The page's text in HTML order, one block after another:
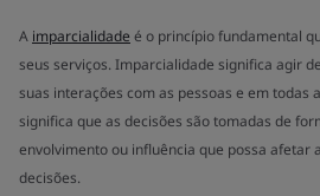
A imparcialidade é o princípio fundamental
seus serviços. Imparcialidade significa agir
suas interações com as pessoas e em todas
significa que as decisões são tomadas de
envolvimento ou influência que possa afetar
decisões.